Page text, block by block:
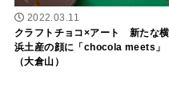
2022.03.11
クラフトチョコ×アート 新たな横
浜土産の顔に「chocola meets」
（大倉山）